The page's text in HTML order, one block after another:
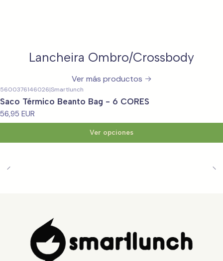
Lancheira Ombro/Crossbody
Ver más productos
5600376146026|Smartlunch
Saco Térmico Beanto Bag - 6 CORES
56,95 EUR
Ver opciones